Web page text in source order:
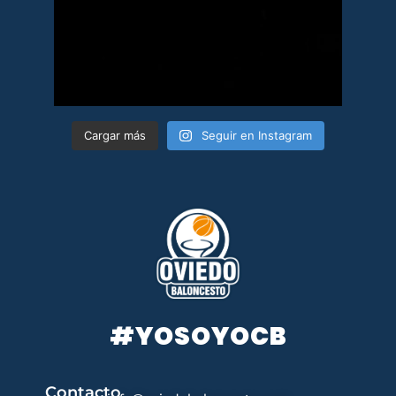
Cargar más Seguir en Instagram
#YOSOYOCB